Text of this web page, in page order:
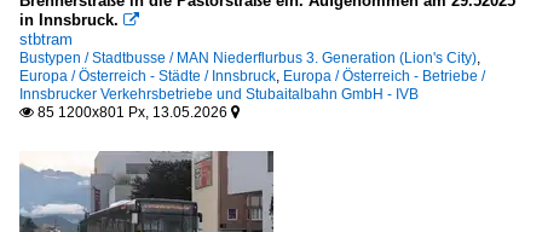
in Innsbruck. 
stbtram
Bustypen / Stadtbusse / MAN Niederflurbus 3. Generation (Lion's City)
Europa / Österreich - Städte / Innsbruck Europa / Österreich - Betriebe /
Innsbrucker Verkehrsbetriebe und Stubaitalbahn GmbH - IVB
 85 1200x801 Px, 13.05.2026 